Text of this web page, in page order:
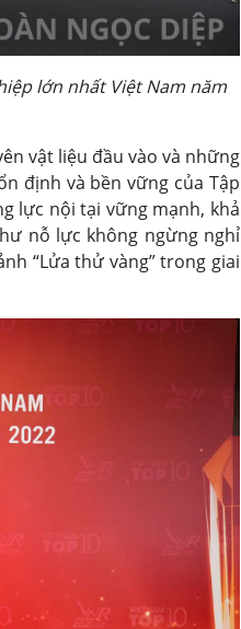
lớn nhất Việt Nam năm
vật liệu đầu vào và những
định và bền vững của Tập
lực nội tại vững mạnh, khả
nỗ lực không ngừng nghỉ
“Lửa thử vàng” trong giai